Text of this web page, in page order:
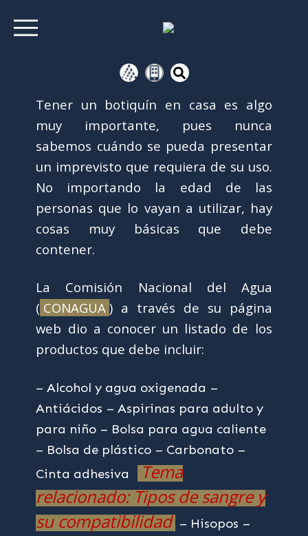
Tener un botiquín en casa es algo
muy importante, pues nunca
sabemos cuándo se pueda presentar
un imprevisto que requiera de su uso.
No importando la edad de las
personas que lo vayan a utilizar, hay
cosas muy básicas que debe
contener.
La Comisión Nacional del Agua
( CONAGUA ) a través de su página
web dio a conocer un listado de los
productos que debe incluir:
– Alcohol y agua oxigenada –
Antiácidos – Aspirinas para adulto y
para niño – Bolsa para agua caliente
– Bolsa de plástico – Carbonato –
Cinta adhesiva
Tema
relacionado: Tipos de sangre y
su compatibilidad – Hisopos –